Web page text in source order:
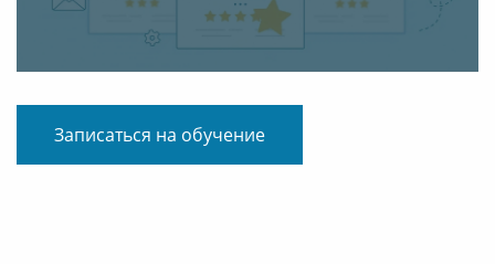
Записаться на обучение